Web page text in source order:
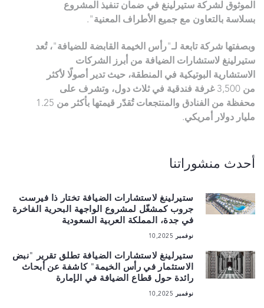
الموثوق لشركة ستيرلينغ في ضمان تنفيذ المشروع
بسلاسة بالتعاون مع جميع الأطراف المعنية".
وبصفتها شركة تابعة لـ"رأس الخيمة القابضة للضيافة"، تُعد
ستيرلينغ لاستشارات الضيافة من أبرز الشركات
الاستشارية البوتيكية في المنطقة، حيث تدير أصولًا لأكثر
من 3,500 غرفة فندقية في ثلاث دول، وتشرف على
محفظة من الفنادق والمنتجعات تُقدّر قيمتها بأكثر من 1.25
مليار دولار أمريكي.
أحدث منشوراتنا
ستيرلينغ لاستشارات الضيافة تختار ذا فيرست
جروب كمشغّل لمشروع الواجهة البحرية الفاخرة
في جدة، المملكة العربية السعودية
نوفمبر 10,2025
ستيرلينغ لاستشارات الضيافة تطلق تقرير "نبض
الاستثمار في رأس الخيمة" كاشفة عن أبحاث
رائدة حول قطاع الضيافة في الإمارة
نوفمبر 10,2025